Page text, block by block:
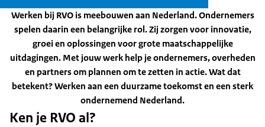
Werken bij RVO is meebouwen aan Nederland. Ondernemers
spelen daarin een belangrijke rol. Zij zorgen voor innovatie,
groei en oplossingen voor grote maatschappelijke
uitdagingen. Met jouw werk help je ondernemers, overheden
en partners om plannen om te zetten in actie. Wat dat
betekent? Werken aan een duurzame toekomst en een sterk
ondernemend Nederland.
Ken je RVO al?